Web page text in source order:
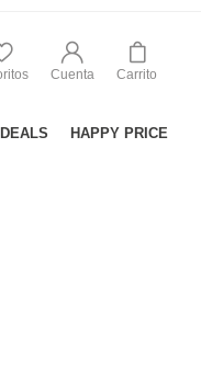
Cuenta Carrito
HAPPY PRICE